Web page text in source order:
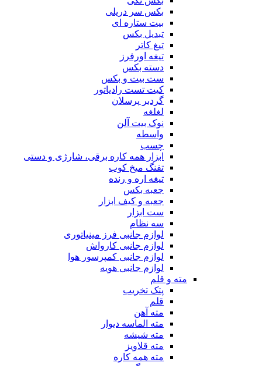
بکس سر دریلی
بیت ستاره ای
تبدیل بکس
تیغ کاتر
تیغه اورفرز
دسته بکس
ست بیت و بکس
کیت تست رادیاتور
گردبر پرسلان
لغلغه
نوک بیت آلن
واسطه
چسب
ابزار همه کاره برقی، شارژی و دستی
تفنگ میخ کوب
تیغه اره و رنده
جعبه بکس
جعبه و کیف ابزار
ست ابزار
سه نظام
لوازم جانبی فرز مینیاتوری
لوازم جانبی کارواش
لوازم جانبی کمپرسور هوا
لوازم جانبی هویه
مته و قلم
پتک تخریب
قلم
مته آهن
مته الماسه دیوار
مته شیشه
مته قلاویز
مته همه کاره